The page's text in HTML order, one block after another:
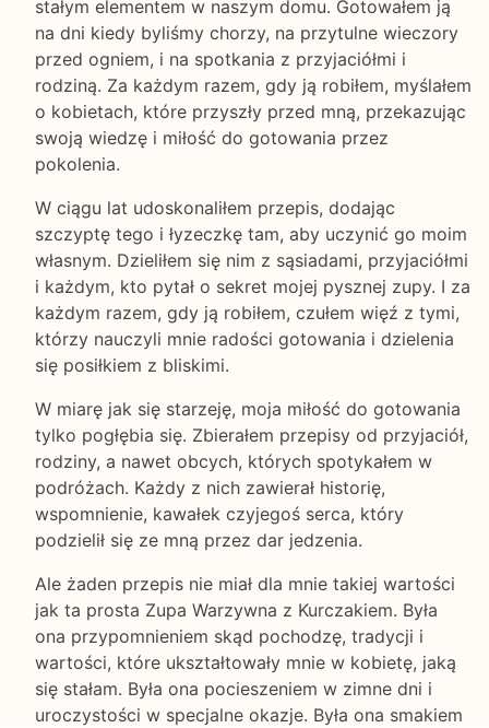
stałym elementem w naszym domu. Gotowałem ją
na dni kiedy byliśmy chorzy, na przytulne wieczory
przed ogniem, i na spotkania z przyjaciółmi i
rodziną. Za każdym razem, gdy ją robiłem, myślałem
o kobietach, które przyszły przed mną, przekazując
swoją wiedzę i miłość do gotowania przez
pokolenia.
W ciągu lat udoskonaliłem przepis, dodając
szczyptę tego i łyzeczkę tam, aby uczynić go moim
własnym. Dzieliłem się nim z sąsiadami, przyjaciółmi
i każdym, kto pytał o sekret mojej pysznej zupy. I za
każdym razem, gdy ją robiłem, czułem więź z tymi,
którzy nauczyli mnie radości gotowania i dzielenia
się posiłkiem z bliskimi.
W miarę jak się starzeję, moja miłość do gotowania
tylko pogłębia się. Zbierałem przepisy od przyjaciół,
rodziny, a nawet obcych, których spotykałem w
podróżach. Każdy z nich zawierał historię,
wspomnienie, kawałek czyjegoś serca, który
podzielił się ze mną przez dar jedzenia.
Ale żaden przepis nie miał dla mnie takiej wartości
jak ta prosta Zupa Warzywna z Kurczakiem. Była
ona przypomnieniem skąd pochodzę, tradycji i
wartości, które ukształtowały mnie w kobietę, jaką
się stałam. Była ona pocieszeniem w zimne dni i
uroczystości w specjalne okazje. Była ona smakiem